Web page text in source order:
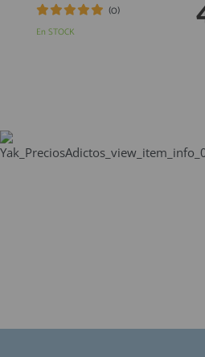
En STOCK
(0)